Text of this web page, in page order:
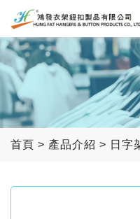
首頁 > 產品介紹 > 日字